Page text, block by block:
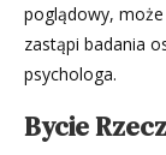
poglądowy,
zastąpi badania
psychologa.
Bycie